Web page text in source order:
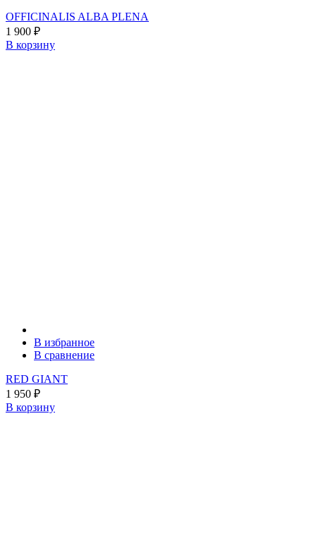
OFFICINALIS ALBA PLENA
1 900 ₽
В корзину
В избранное
В сравнение
RED GIANT
1 950 ₽
В корзину